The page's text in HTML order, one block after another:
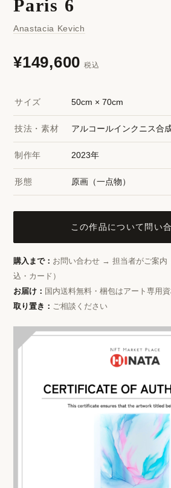
Paris 6
Anastacia Kevich
¥149,600 税込
サイズ 50cm × 70cm
技法・素材 アルコールインクニス合
制作年 2023年
形態 原画（一点物）
この作品について問い
購入まで： お問い合わせ → 担当者がご案
込・カード）
お届け： 国内送料無料・梱包はアート専用
取り置き： ご相談ください